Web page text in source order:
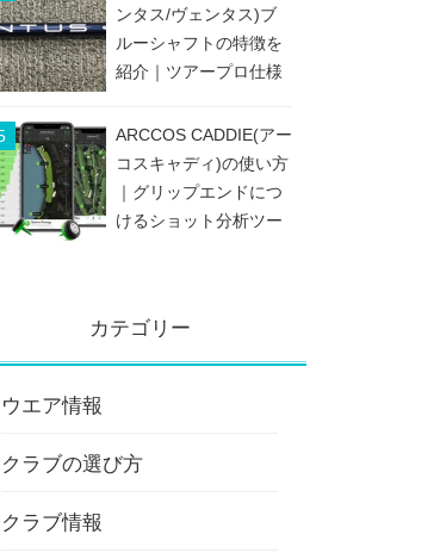
ンタス/ヴェンタス)ブ
ルーシャフトの特徴を
紹介｜ツアープロ仕様
ARCCOS CADDIE(アー
コスキャディ)の使い方
｜グリップエンドにつ
けるショット分析ツー
カテゴリー
ウエア情報
クラブの選び方
クラブ情報